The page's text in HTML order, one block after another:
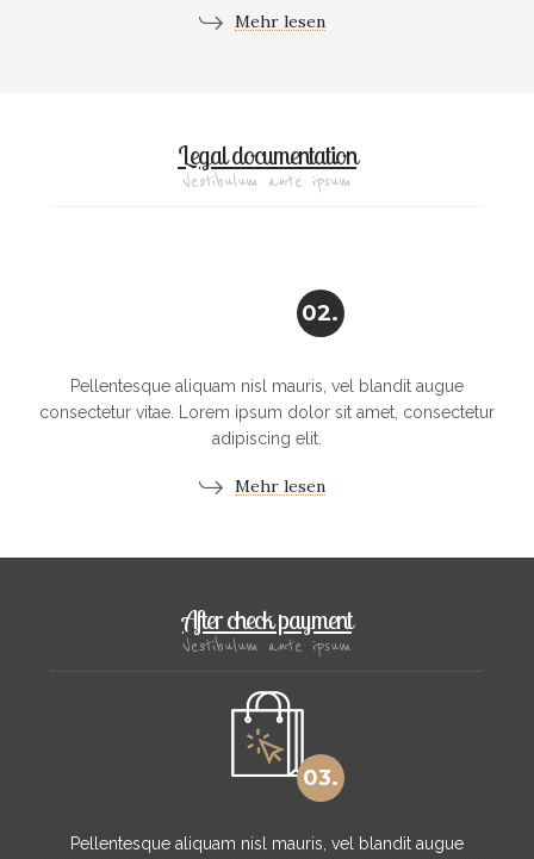
Mehr lesen
Legal documentation
Vestibulum ante ipsum
02.
Pellentesque aliquam nisl mauris, vel blandit augue
consectetur vitae. Lorem ipsum dolor sit amet, consectetur
adipiscing elit.
Mehr lesen
After check payment
Vestibulum ante ipsum
03.
Pellentesque aliquam nisl mauris, vel blandit augue